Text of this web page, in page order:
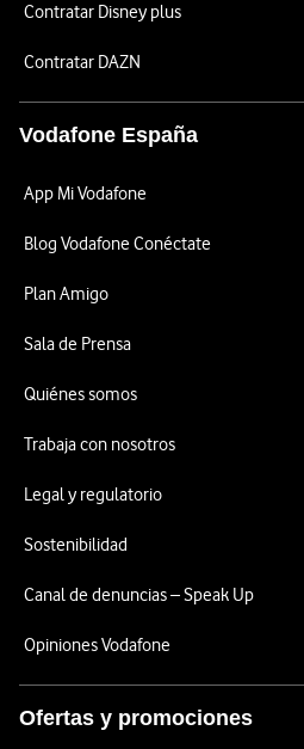
Contratar Disney plus
Contratar DAZN
Vodafone España
App Mi Vodafone
Blog Vodafone Conéctate
Plan Amigo
Sala de Prensa
Quiénes somos
Trabaja con nosotros
Legal y regulatorio
Sostenibilidad
Canal de denuncias – Speak Up
Opiniones Vodafone
Ofertas y promociones